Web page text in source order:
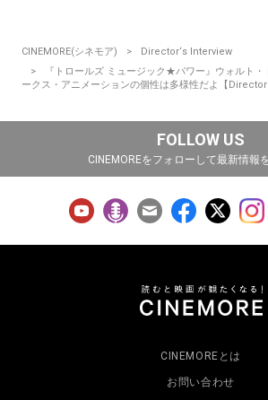
CINEMORE(シネモア)
Director‘s Interview
『トロールズ ミュージック★パワー』ウォルト
ークス・アニメーションの個性は多様性だよ【
FOLLOW US
CINEMOREをフォローして最新情報
CINEMOREとは
お問い合わせ